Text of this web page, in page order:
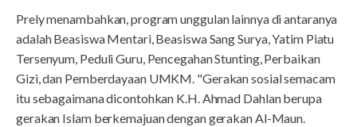
Prely menambahkan, program unggulan lainnya di antaranya
adalah Beasiswa Mentari, Beasiswa Sang Surya, Yatim Piatu
Tersenyum, Peduli Guru, Pencegahan Stunting, Perbaikan
Gizi, dan Pemberdayaan UMKM. "Gerakan sosial semacam
itu sebagaimana dicontohkan K.H. Ahmad Dahlan berupa
gerakan Islam berkemajuan dengan gerakan Al-Maun.